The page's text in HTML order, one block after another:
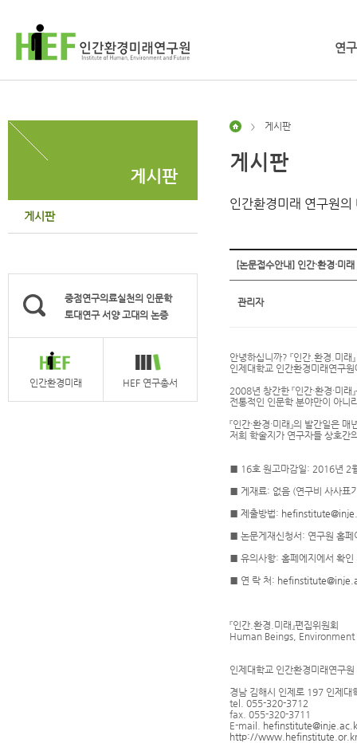
연
게시판
게시판
중점연구의료실천의 인문학
토대연구 서양 고대의 논증
인간환경미래 HEF 연구총서
> 게시판
게시판
인간환경미래 연구원
[논문접수안내] 인간·환경·미
관리자
안녕하십니까? 『인간.환경.미래
인제대학교 인간환경미래연구
2008년 창간한 『인간·환경·미
전통적인 인문학 분야만이 아니
『인간·환경·미래』의 발간일은
저희 학술지가 연구자들 상호간
■ 16호 원고마감일: 2016년 2
■ 게재료: 없음 (연구비 사사표
■ 제출방법:
■ 논문게재신청서: 연구원 홈페
■ 유의사항: 홈페에지에서 확인
■ 연 락 처:
『인간.환경.미래』편집위원회
Human Beings,
인제대학교 인간환경미래연구원
경남 김해시 인제로 197 인제대
tel. 055-320-3712
fax. 055-320-3711
E-mail.
http://www.hefinstitute.or.kr